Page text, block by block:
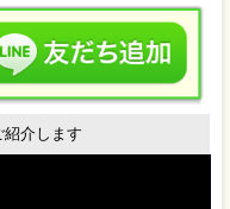
紹介します